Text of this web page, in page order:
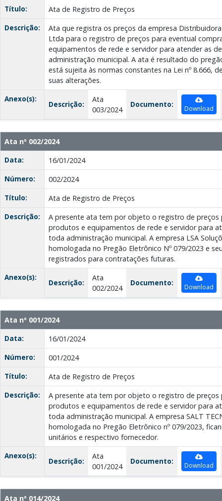
Título:
Ata de Registro de Preços
Descrição:
Ata que registra os preços da empresa
Ltda para o registro de preços para eventual
equipamentos de rede e servidor para atender as
administração municipal. A ata é resultado do
está sujeita às normas constantes na Lei nº 8.666,
suas alterações.
Anexo(s):
Descrição:
Ata
003/2024
Documento: Download
Ata nº 002/2024
Data:
16/01/2024
Número:
002/2024
Título:
Ata de Registro de Preços
Descrição:
A presente ata tem por objeto o registro de preços
produtos e equipamentos de rede e servidor para
toda administração municipal. A empresa LSA
homologada no Pregão Eletrônico Nº 079/2023 e
registrados para contratações futuras.
Anexo(s):
Descrição:
Ata
002/2024
Documento: Download
Ata nº 001/2024
Data:
16/01/2024
Número:
001/2024
Título:
Ata de Registro de Preços
Descrição:
A presente ata tem por objeto o registro de preços
produtos e equipamentos de rede e servidor para
toda administração municipal. A empresa SALT
homologada no Pregão Eletrônico nº 079/2023,
unitários e respectivo fornecedor.
Anexo(s):
Descrição:
Ata
001/2024
Documento: Download
Ata nº 014/2024